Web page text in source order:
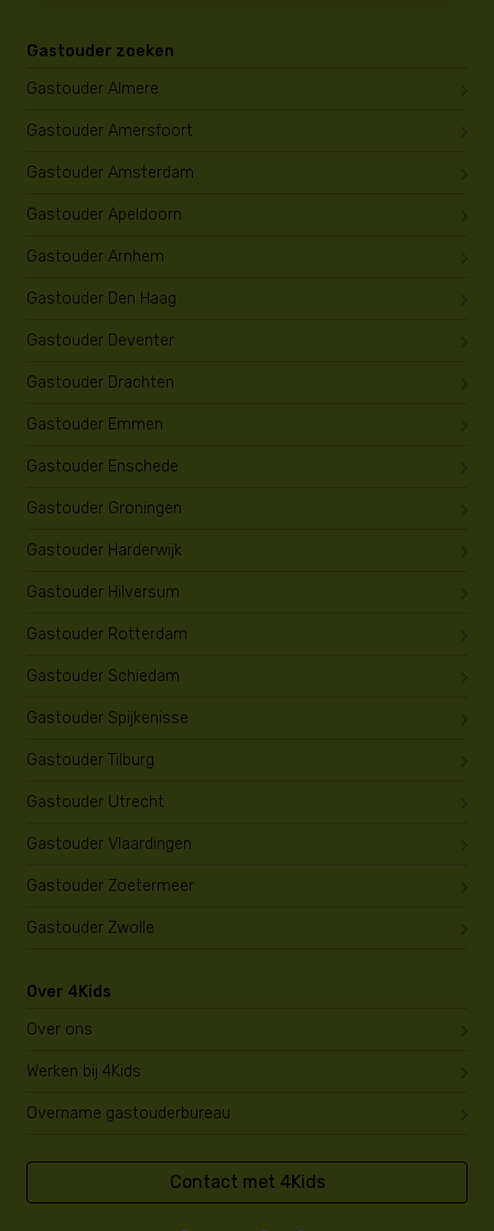
Gastouder zoeken
Gastouder Almere
Gastouder Amersfoort
Gastouder Amsterdam
Gastouder Apeldoorn
Gastouder Arnhem
Gastouder Den Haag
Gastouder Deventer
Gastouder Drachten
Gastouder Emmen
Gastouder Enschede
Gastouder Groningen
Gastouder Harderwijk
Gastouder Hilversum
Gastouder Rotterdam
Gastouder Schiedam
Gastouder Spijkenisse
Gastouder Tilburg
Gastouder Utrecht
Gastouder Vlaardingen
Gastouder Zoetermeer
Gastouder Zwolle
Over 4Kids
Over ons
Werken bij 4Kids
Overname gastouderbureau
Contact met 4Kids